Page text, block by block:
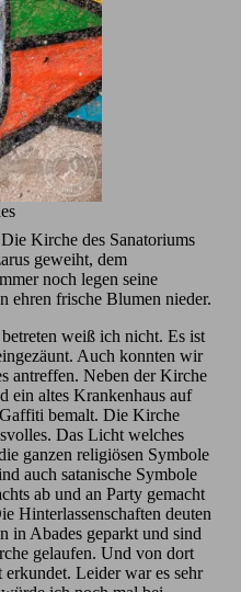
Kirche des Sanatoriums
geweiht, dem
noch legen seine
ehren frische Blumen nieder.
weiß ich nicht. Es ist
Auch konnten wir
antreffen. Neben der Kirche
ein altes Krankenhaus auf
bemalt. Die Kirche
Das Licht welches
ganzen religiösen Symbole
auch satanische Symbole
ab und an Party gemacht
Hinterlassenschaften deuten
in Abades geparkt und sind
gelaufen. Und von dort
erkundet. Leider war es sehr